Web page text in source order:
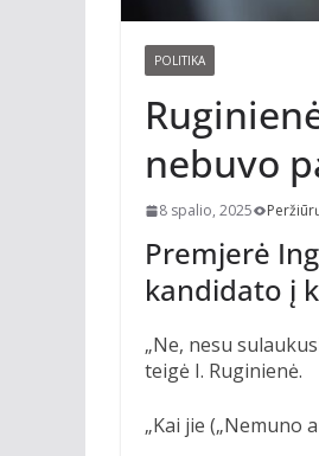
POLITIKA
nebuvo
8 spalio, 2025
Premjerė
kandidato į
„Ne, nesu
teigė I. Ruginienė.
„Kai jie („Nemuno